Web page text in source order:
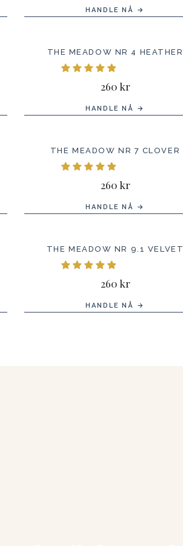
HANDLE NÅ →
THE MEADOW NR 4 HEATHER
260 kr
HANDLE NÅ →
THE MEADOW NR 7 CLOVER
260 kr
HANDLE NÅ →
THE MEADOW NR 9.1 VELVET
260 kr
HANDLE NÅ →